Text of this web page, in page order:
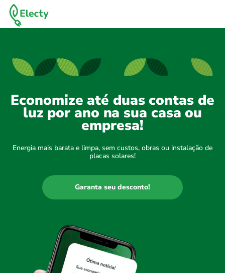
Economize até duas contas de
luz por ano na sua casa ou
empresa!
Energia mais barata e limpa, sem custos, obras ou instalação de
placas solares!
Garanta seu desconto!